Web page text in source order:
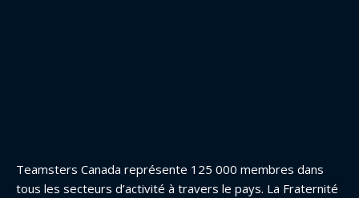
Teamsters Canada représente 125 000 membres dans
tous les secteurs d’activité à travers le pays. La Fraternité